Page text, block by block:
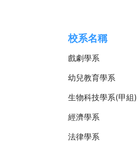
校系名稱
戲劇學系
幼兒教育學系
生物科技學系(甲組)
經濟學系
法律學系